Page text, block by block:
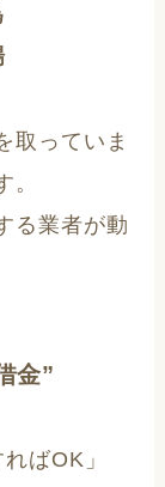
取っていま
。
る業者が動
金”
ばOK」